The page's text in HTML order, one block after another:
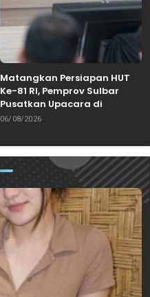
Matangkan Persiapan HUT
Ke-81 RI, Pemprov Sulbar
Pusatkan Upacara di
Lapangan Ahmad Kirang
06/08/2026